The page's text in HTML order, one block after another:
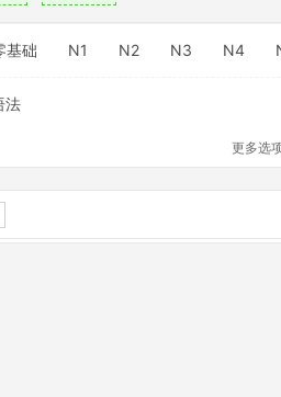
基础 N1 N2 N3 N4
法
更多选